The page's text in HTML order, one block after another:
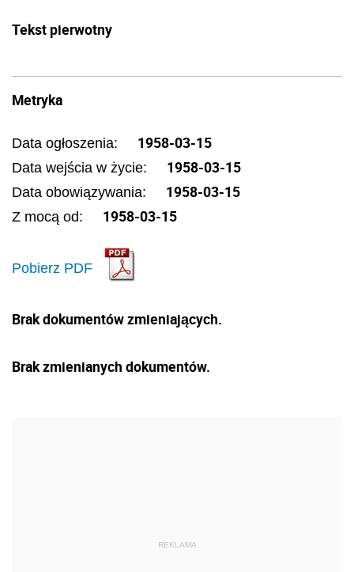
Tekst pierwotny
Metryka
Data ogłoszenia: 1958-03-15
Data wejścia w życie: 1958-03-15
Data obowiązywania: 1958-03-15
Z mocą od: 1958-03-15
Pobierz PDF
Brak dokumentów zmieniających.
Brak zmienianych dokumentów.